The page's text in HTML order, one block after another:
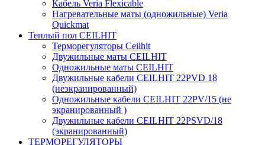
Кабель Veria Flexicable
Нагревательные маты (одножильные) Veria
Quickmat
Теплый пол CEILHIT
Терморегуляторы Ceilhit
Двужильные маты CEILHIT
Одножильные маты CEILHIT
Двужильные кабели CEILHIT 22PVD 18
(неэкранированный)
Одножильные кабели CEILHIT 22PV/15 (не
экранированный )
Двужильные кабели CEILHIT 22PSVD/18
(экранированный)
ТЕРМОРЕГУЛЯТОРЫ